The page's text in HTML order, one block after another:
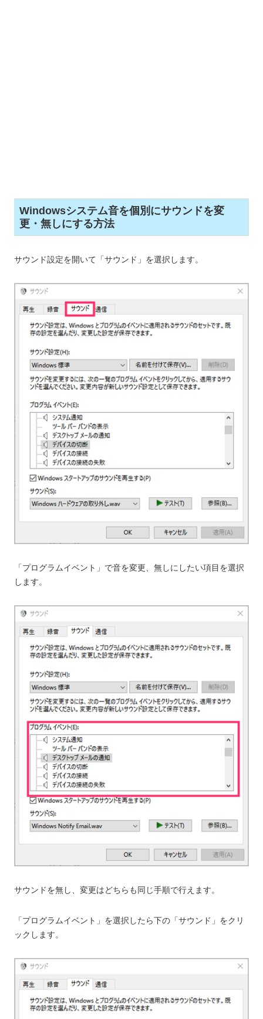
Windowsシステム音を個別にサウンドを変
更・無しにする方法
サウンド設定を開いて「サウンド」を選択します。
「プログラムイベント」で音を変更、無しにしたい項目を選択
します。
サウンドを無し、変更はどちらも同じ手順で行えます。
「プログラムイベント」を選択したら下の「サウンド」をクリ
ックします。